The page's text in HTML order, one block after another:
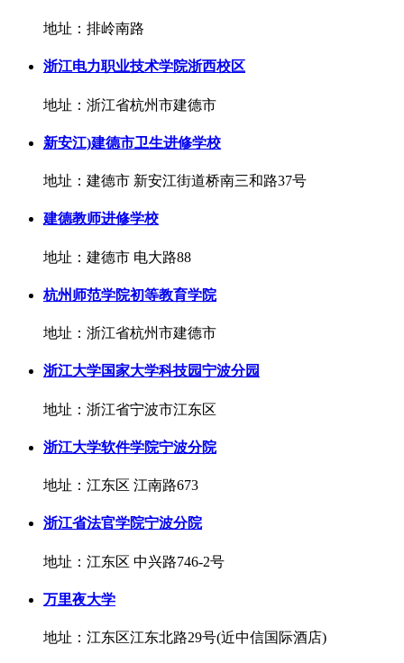
地址：排岭南路
浙江电力职业技术学院浙西校区
地址：浙江省杭州市建德市
新安江)建德市卫生进修学校
地址：建德市 新安江街道桥南三和路37号
建德教师进修学校
地址：建德市 电大路88
杭州师范学院初等教育学院
地址：浙江省杭州市建德市
浙江大学国家大学科技园宁波分园
地址：浙江省宁波市江东区
浙江大学软件学院宁波分院
地址：江东区 江南路673
浙江省法官学院宁波分院
地址：江东区 中兴路746-2号
万里夜大学
地址：江东区江东北路29号(近中信国际酒店)